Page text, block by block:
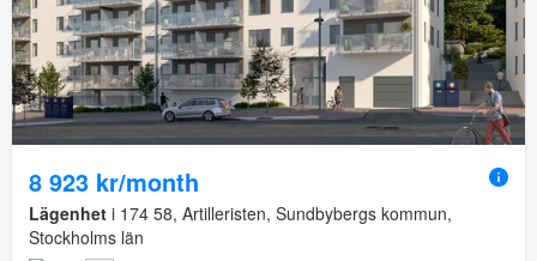
8 923 kr/month
Lägenhet i 174 58, Artilleristen, Sundbybergs kommun,
Stockholms län